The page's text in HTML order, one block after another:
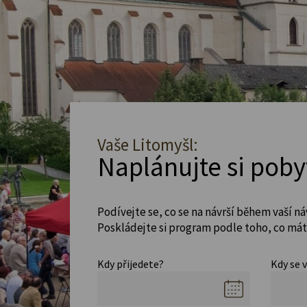
Vaše Litomyšl:
Naplánujte si
Podívejte se, co se na návrší během vaší
Poskládejte si program podle toho, co
Kdy přijedete? Kdy se